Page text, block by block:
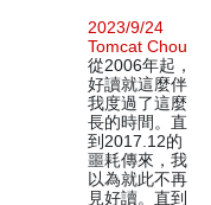
2023/9/24
Tomcat Chou
從2006年起，
好讀就這麼伴
我度過了這麼
長的時間。直
到2017.12的
噩耗傳來，我
以為就此不再
見好讀。直到